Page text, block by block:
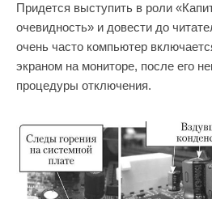
Придется выступить в роли
очевидность» и довести до
очень часто компьютер
экраном на мониторе, после его
процедуры отключения.